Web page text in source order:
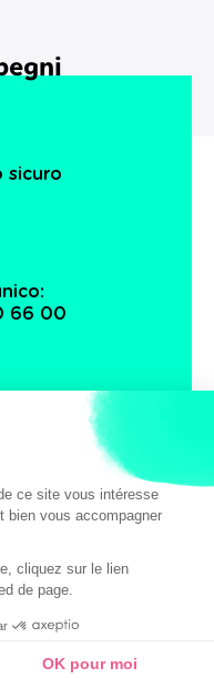
sicuro
66 00
personali
X